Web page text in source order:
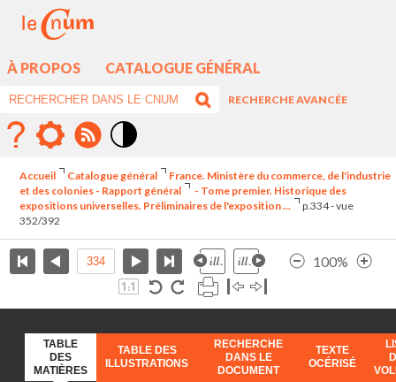
À PROPOS CATALOGUE GÉNÉRAL
RECHERCHE AVANCÉE
élévé
Accueil Catalogue général
France. Ministère du commerce, de l'industrie
et des colonies - Rapport général
- Tome premier. Historique des
expositions universelles. Préliminaires de l'exposition ...
p.334 - vue
352/392
100%
TABLE
DES
MATIÈRES
TABLE DES
ILLUSTRATIONS
RECHERCHE
DANS LE
DOCUMENT
TEXTE
OCÉRISÉ